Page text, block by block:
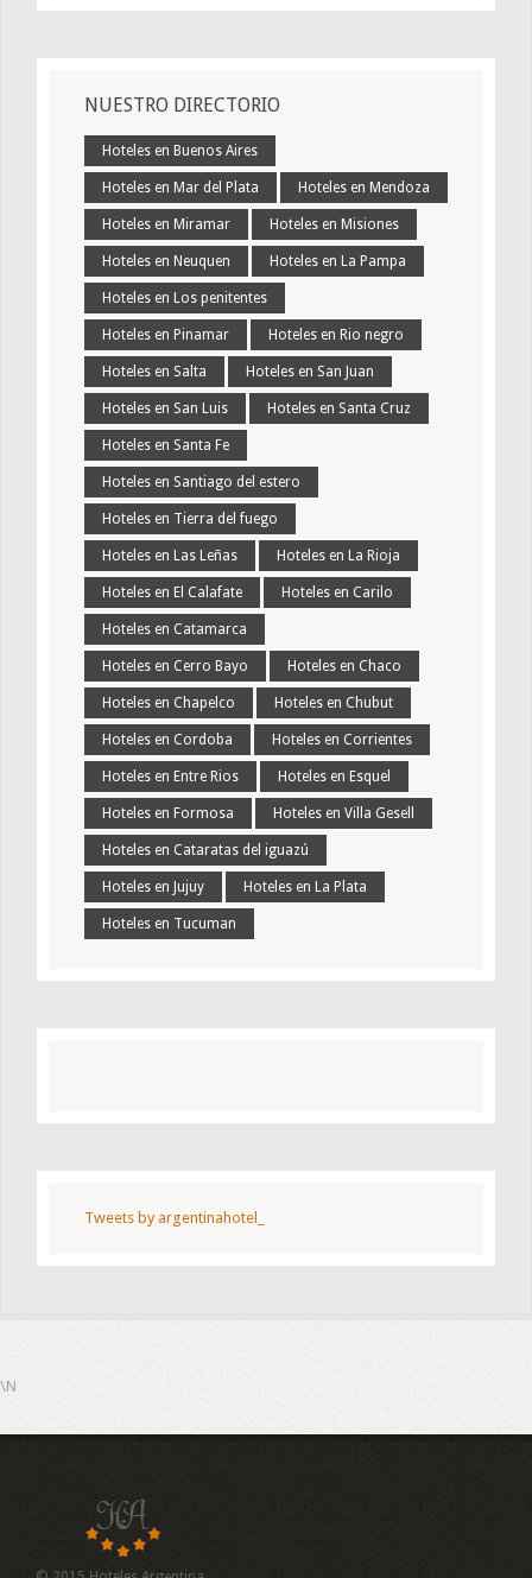
NUESTRO DIRECTORIO
Hoteles en Buenos Aires
Hoteles en Mar del Plata Hoteles en Mendoza
Hoteles en Miramar Hoteles en Misiones
Hoteles en Neuquen Hoteles en La Pampa
Hoteles en Los penitentes
Hoteles en Pinamar Hoteles en Rio negro
Hoteles en Salta Hoteles en San Juan
Hoteles en San Luis Hoteles en Santa Cruz
Hoteles en Santa Fe
Hoteles en Santiago del estero
Hoteles en Tierra del fuego
Hoteles en Las Leñas Hoteles en La Rioja
Hoteles en El Calafate Hoteles en Carilo
Hoteles en Catamarca
Hoteles en Cerro Bayo Hoteles en Chaco
Hoteles en Chapelco Hoteles en Chubut
Hoteles en Cordoba Hoteles en Corrientes
Hoteles en Entre Rios Hoteles en Esquel
Hoteles en Formosa Hoteles en Villa Gesell
Hoteles en Cataratas del iguazú
Hoteles en Jujuy Hoteles en La Plata
Hoteles en Tucuman
Tweets by argentinahotel_
\N